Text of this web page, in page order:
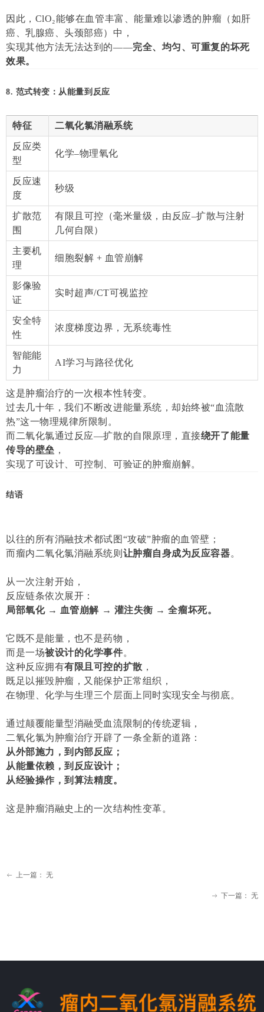
因此，ClO₂能够在血管丰富、能量难以渗透的肿瘤（如肝
癌、乳腺癌、头颈部癌）中，
实现其他方法无法达到的——完全、均匀、可重复的坏死
效果。
8. 范式转变：从能量到反应
特征 二氧化氯消融系统
反应类
型
化学–物理氧化
反应速
度
秒级
扩散范
围
有限且可控（毫米量级，由反应–扩散与注射
几何自限）
主要机
理
细胞裂解 + 血管崩解
影像验
证
实时超声/CT可视监控
安全特
性
浓度梯度边界，无系统毒性
智能能
力
AI学习与路径优化
这是肿瘤治疗的一次根本性转变。
过去几十年，我们不断改进能量系统，却始终被“血流散
热”这一物理规律所限制。
而二氧化氯通过反应—扩散的自限原理，直接绕开了能量
传导的壁垒 ，
实现了可设计、可控制、可验证的肿瘤崩解。
结语
以往的所有消融技术都试图“攻破”肿瘤的血管壁；
而瘤内二氧化氯消融系统则 让肿瘤自身成为反应容器。
从一次注射开始，
反应链条依次展开：
局部氧化 → 血管崩解 → 灌注失衡 → 全瘤坏死。
它既不是能量，也不是药物，
而是一场被设计的化学事件。
这种反应拥有有限且可控的扩散 ，
既足以摧毁肿瘤，又能保护正常组织，
在物理、化学与生理三个层面上同时实现安全与彻底。
通过颠覆能量型消融受血流限制的传统逻辑，
二氧化氯为肿瘤治疗开辟了一条全新的道路：
从外部施力，到内部反应；
从能量依赖，到反应设计；
从经验操作，到算法精度。
这是肿瘤消融史上的一次结构性变革。
ꂃ 上一篇： 无
ꁹ 下一篇： 无